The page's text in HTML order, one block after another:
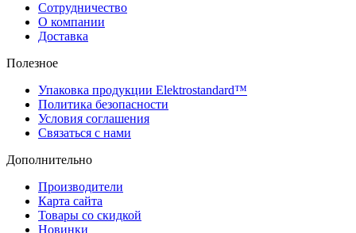
Сотрудничество
О компании
Доставка
Полезное
Упаковка продукции Elektrostandard™
Политика безопасности
Условия соглашения
Связаться с нами
Дополнительно
Производители
Карта сайта
Товары со скидкой
Новинки